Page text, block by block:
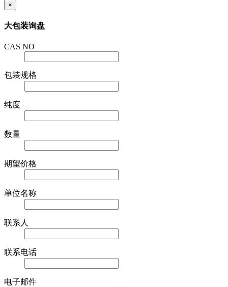
×
大包装询盘
CAS NO
包装规格
纯度
数量
期望价格
单位名称
联系人
联系电话
电子邮件